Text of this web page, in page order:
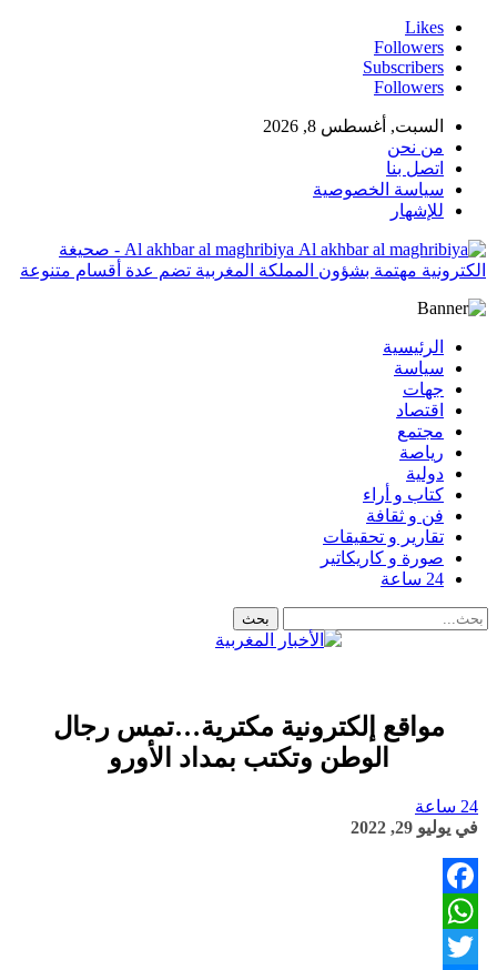
Likes
Followers
Subscribers
Followers
السبت, أغسطس 8, 2026
من نحن
اتصل بنا
سياسة الخصوصية
للإشهار
Al akhbar al maghribiya - صحيغة
الكترونية مهتمة بشؤون المملكة المغربية تضم عدة أقسام متنوعة
الرئيسية
سياسة
جهات
اقتصاد
مجتمع
رياصة
دولية
كتاب و أراء
فن و ثقافة
تقارير و تحقيقات
صورة و كاريكاتير
24 ساعة
مواقع إلكترونية مكترية…تمس رجال
الوطن وتكتب بمداد الأورو
24 ساعة
في يوليو 29, 2022
Facebook
WhatsApp